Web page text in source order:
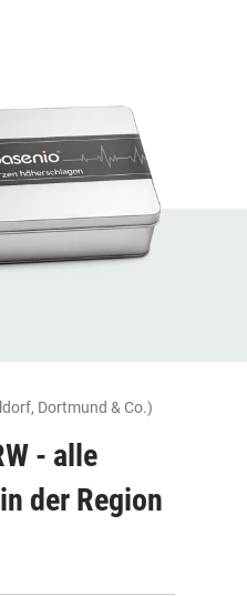
Dortmund & Co.)
- alle
der Region